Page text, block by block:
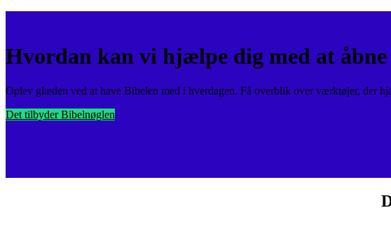
Hvordan kan vi hjælpe dig med at åbne
Oplev glæden ved at have Bibelen med i hverdagen. Få overblik over værktøjer, der
Det tilbyder Bibelnøglen